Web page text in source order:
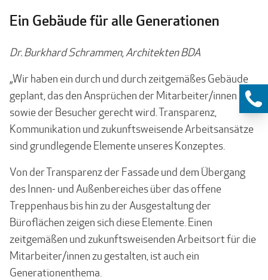
Ein Gebäude für alle Generationen
Dr. Burkhard Schrammen, Architekten BDA
„Wir haben ein durch und durch zeitgemäßes Gebäude
geplant, das den Ansprüchen der Mitarbeiter/innen
sowie der Besucher gerecht wird. Transparenz,
Kommunikation und zukunftsweisende Arbeitsansätze
sind grundlegende Elemente unseres Konzeptes.
Von der Transparenz der Fassade und dem Übergang
des Innen- und Außenbereiches über das offene
Treppenhaus bis hin zu der Ausgestaltung der
Büroflächen zeigen sich diese Elemente. Einen
zeitgemäßen und zukunftsweisenden Arbeitsort für die
Mitarbeiter/innen zu gestalten, ist auch ein
Generationenthema.